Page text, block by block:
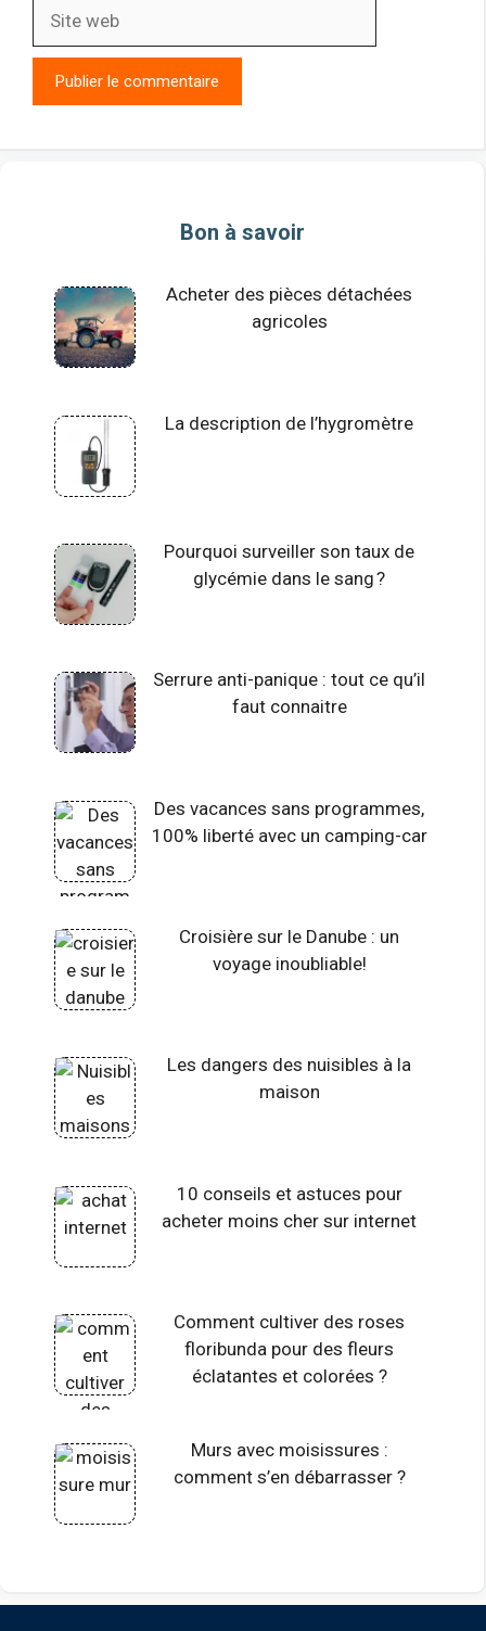
Bon à savoir
Acheter des pièces détachées
agricoles
La description de l’hygromètre
Pourquoi surveiller son taux de
glycémie dans le sang ?
Serrure anti-panique : tout ce qu’il
faut connaitre
Des vacances sans programmes,
100% liberté avec un camping-car
Croisière sur le Danube : un
voyage inoubliable!
Les dangers des nuisibles à la
maison
10 conseils et astuces pour
acheter moins cher sur internet
Comment cultiver des roses
floribunda pour des fleurs
éclatantes et colorées ?
Murs avec moisissures :
comment s’en débarrasser ?